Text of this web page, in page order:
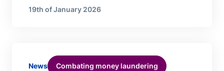
19th of January 2026
News Combating money laundering